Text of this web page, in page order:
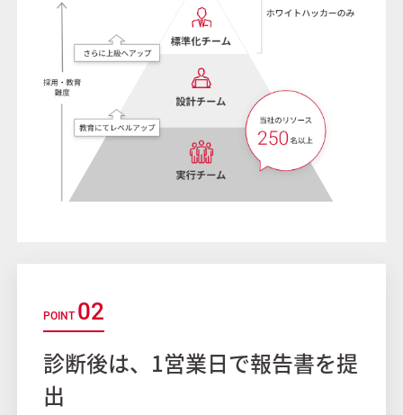
02
診断後は、1営業日で報告書を提
出